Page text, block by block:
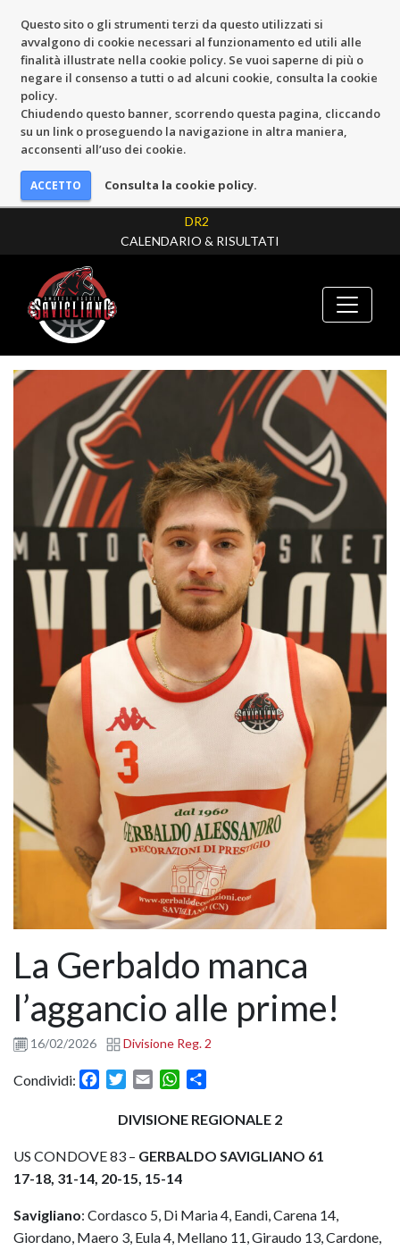
Questo sito o gli strumenti terzi da questo utilizzati si
avvalgono di cookie necessari al funzionamento ed utili alle
finalità illustrate nella cookie policy. Se vuoi saperne di più o
negare il consenso a tutti o ad alcuni cookie, consulta la cookie
policy.
Chiudendo questo banner, scorrendo questa pagina, cliccando
su un link o proseguendo la navigazione in altra maniera,
acconsenti all’uso dei cookie.
Consulta la cookie policy.
DR2
CALENDARIO & RISULTATI
La Gerbaldo manca
l’aggancio alle prime!
16/02/2026 Divisione Reg. 2
Condividi: FacebookTwitter
Email WhatsApp
DIVISIONE REGIONALE 2
US CONDOVE 83 – GERBALDO SAVIGLIANO 61
17-18, 31-14, 20-15, 15-14
Savigliano: Cordasco 5, Di Maria 4, Eandi, Carena 14,
Giordano, Maero 3, Eula 4, Mellano 11, Giraudo 13, Cardone,